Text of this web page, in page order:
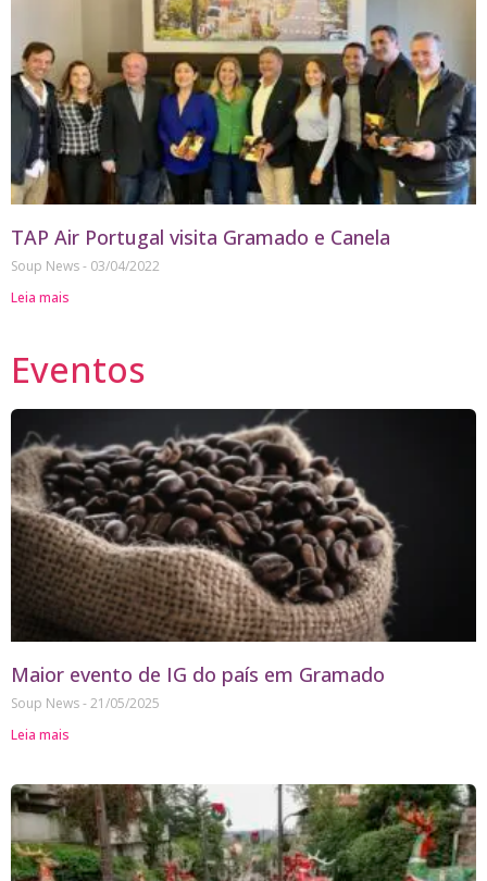
TAP Air Portugal visita Gramado e Canela
Soup News
03/04/2022
Leia mais
Eventos
Maior evento de IG do país em Gramado
Soup News 21/05/2025
Leia mais